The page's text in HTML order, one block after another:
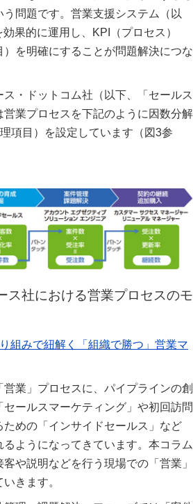
問題です。営業支援システム（以
果的に運用し、KPI（プロセス）
を明確にすることが問題解決につな
・ドットコム社（以下、「セールス
業プロセスを下記のように因数分解
項目）を設定しています（図3参
ス社における営業プロセスのモ
組みで紐解く「組織で勝つ」営業マ
業」プロセスに、パイプラインの創
ールスマーケティング」や初回訪問
めの「インサイドセールス」など
ようになってきています。本コラム
や説明などを行う現場での「営業」
きます。